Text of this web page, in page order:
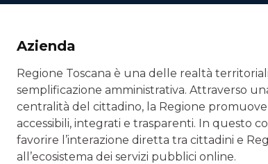
Azienda
Regione Toscana è una delle realtà
semplificazione amministrativa. Attraverso
centralità del cittadino, la Regione
accessibili, integrati e trasparenti. In questo
favorire l’interazione diretta tra cittadini e
all’ecosistema dei servizi pubblici online.